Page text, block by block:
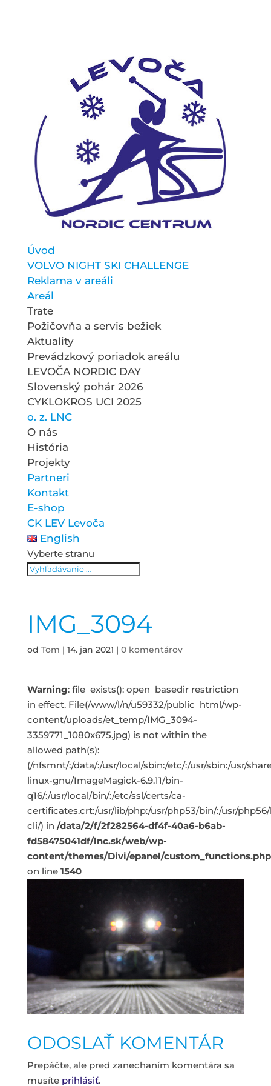
Úvod
VOLVO NIGHT SKI CHALLENGE
Reklama v areáli
Areál
Trate
Požičovňa a servis bežiek
Aktuality
Prevádzkový poriadok areálu
LEVOČA NORDIC DAY
Slovenský pohár 2026
CYKLOKROS UCI 2025
o. z. LNC
O nás
História
Projekty
Partneri
Kontakt
E-shop
CK LEV Levoča
English
Vyberte stranu
IMG_3094
od Tom | 14. jan 2021 | 0 komentárov
Warning: file_exists(): open_basedir restriction
in effect. File(/www/l/n/u59332/public_html/wp-
content/uploads/et_temp/IMG_3094-
3359771_1080x675.jpg) is not within the
allowed path(s):
(/nfsmnt/:/data/:/usr/local/sbin:/etc/:/usr/sbin:/usr/
linux-gnu/ImageMagick-6.9.11/bin-
q16/:/usr/local/bin/:/etc/ssl/certs/ca-
certificates.crt:/usr/lib/php:/usr/php53/bin/:/usr/
cli/) in /data/2/f/2f282564-df4f-40a6-b6ab-
fd58475041df/lnc.sk/web/wp-
content/themes/Divi/epanel/custom_functions.php
on line 1540
ODOSLAŤ KOMENTÁR
Prepáčte, ale pred zanechaním komentára sa
musíte prihlásiť.